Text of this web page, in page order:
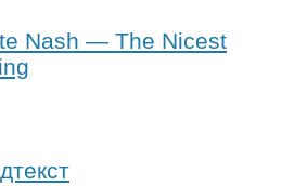
Nash — The Nicest